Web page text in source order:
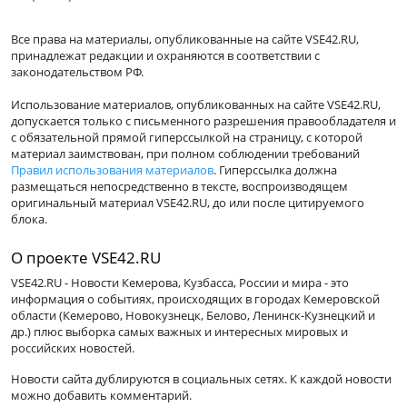
Все права на материалы, опубликованные на сайте VSE42.RU,
принадлежат редакции и охраняются в соответствии с
законодательством РФ.
Использование материалов, опубликованных на сайте VSE42.RU,
допускается только с письменного разрешения правообладателя и
с обязательной прямой гиперссылкой на страницу, с которой
материал заимствован, при полном соблюдении требований
Правил использования материалов. Гиперссылка должна
размещаться непосредственно в тексте, воспроизводящем
оригинальный материал VSE42.RU, до или после цитируемого
блока.
О проекте VSE42.RU
VSE42.RU - Новости Кемерова, Кузбасса, России и мира - это
информация о событиях, происходящих в городах Кемеровской
области (Кемерово, Новокузнецк, Белово, Ленинск-Кузнецкий и
др.) плюс выборка самых важных и интересных мировых и
российских новостей.
Новости сайта дублируются в социальных сетях. К каждой новости
можно добавить комментарий.